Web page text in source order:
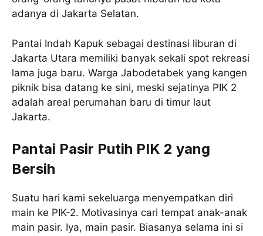
adanya di Jakarta Selatan.
Pantai Indah Kapuk sebagai destinasi liburan di
Jakarta Utara memiliki banyak sekali spot rekreasi
lama juga baru. Warga Jabodetabek yang kangen
piknik bisa datang ke sini, meski sejatinya PIK 2
adalah areal perumahan baru di timur laut
Jakarta.
Pantai Pasir Putih PIK 2 yang
Bersih
Suatu hari kami sekeluarga menyempatkan diri
main ke PIK-2. Motivasinya cari tempat anak-anak
main pasir. Iya, main pasir. Biasanya selama ini si